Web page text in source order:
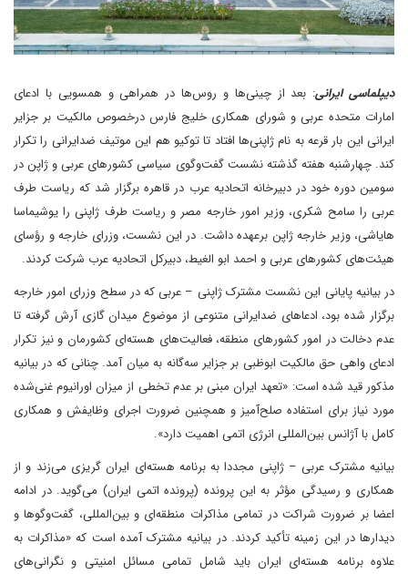
دیپلماسی ایرانی: بعد از چینی‌ها و روس‌ها در همراهی و همسویی با ادعای
امارات متحده عربی و شورای همکاری خلیج فارس درخصوص مالکیت بر جزایر
ایرانی این بار قرعه به نام ژاپنی‌ها افتاد تا توکیو هم این موتیف ضدایرانی را تکرار
کند. چهارشنبه هفته گذشته نشست گفت‌وگوی سیاسی کشورهای عربی و ژاپن در
سومین دوره خود در دبیرخانه اتحادیه عرب در قاهره برگزار شد که ریاست طرف
عربی را سامح شکری، وزیر امور خارجه مصر و ریاست طرف ژاپنی را یوشیماسا
هایاشی، وزیر خارجه ژاپن برعهده داشت. در این نشست، وزرای خارجه و رؤسای
هیئت‌های کشورهای عربی و احمد ابو الغیط، دبیرکل اتحادیه عرب شرکت کردند.
در بیانیه پایانی این نشست مشترک ژاپنی – عربی که در سطح وزرای امور خارجه
برگزار شده بود، ادعاهای ضدایرانی متنوعی از موضوع میدان گازی آرش گرفته تا
عدم دخالت در امور کشورهای منطقه، فعالیت‌های هسته‌ای کشورمان و نیز تکرار
ادعای واهی حق مالکیت ابوظبی بر جزایر سه‌گانه به میان آمد. چنانی که در بیانیه
مذکور قید شده است: «تعهد ایران مبنی بر عدم تخطی از میزان اورانیوم غنی‌شده
مورد نیاز برای استفاده صلح‌آمیز و همچنین ضرورت اجرای وظایفش و همکاری
کامل با آژانس بین‌المللی انرژی اتمی اهمیت دارد».
بیانیه مشترک عربی – ژاپنی مجددا به برنامه هسته‌ای ایران گریزی می‌زند و از
همکاری و رسیدگی مؤثر به این پرونده (پرونده اتمی ایران) می‌گوید. در ادامه
اعضا بر ضرورت شراکت در تمامی مذاکرات منطقه‌ای و بین‌المللی، گفت‌وگوها و
دیدارها در این زمینه تأکید کردند. در بیانیه مشترک آمده است که «مذاکرات به
علاوه برنامه هسته‌ای ایران باید شامل تمامی مسائل امنیتی و نگرانی‌های